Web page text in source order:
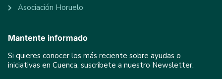
Asociación Horuelo
Mantente informado
Si quieres conocer los más reciente sobre ayudas o
iniciativas en Cuenca, suscríbete a nuestro Newsletter.